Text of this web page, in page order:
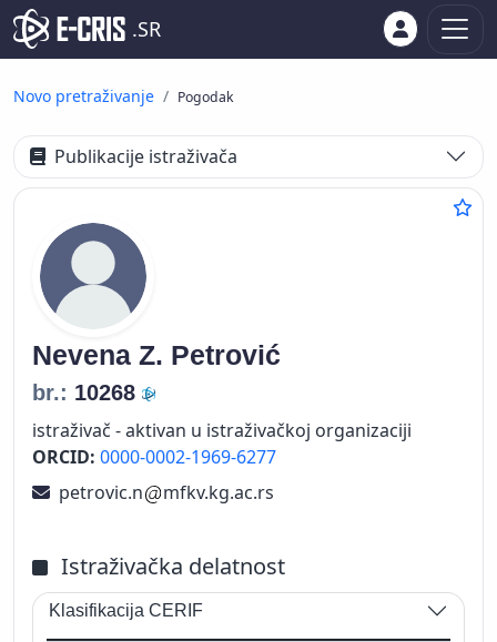
.SR
Novo pretraživanje Pogodak
Publikacije istraživača
Nevena Z. Petrović
br.: 10268
istraživač - aktivan u istraživačkoj organizaciji
ORCID: 0000-0002-1969-6277
petrovic.n
mfkv.kg.ac.rs
Istraživačka delatnost
Klasifikacija CERIF